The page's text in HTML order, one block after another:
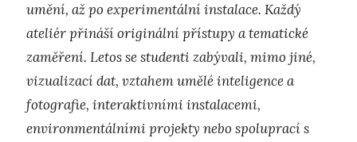
umění, až po experimentální instalace. Každý
ateliér přináší originální přístupy a tematické
zaměření. Letos se studenti zabývali, mimo jiné,
vizualizací dat, vztahem umělé inteligence a
fotografie, interaktivními instalacemi,
environmentálními projekty nebo spoluprací s